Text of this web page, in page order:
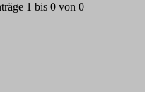
1 bis 0 von 0